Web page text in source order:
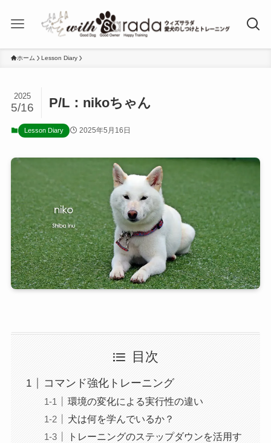
ホーム Lesson Diary
P/L：nikoちゃん
2025
5/16
Lesson Diary 2025年5月16日
目次
コマンド強化トレーニング
環境の変化による実行性の違い
犬は何を学んでいるか？
トレーニングのステップダウンを活用す